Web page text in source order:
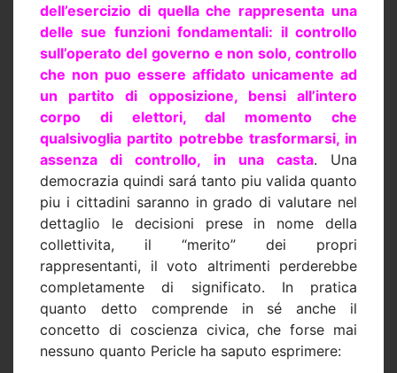
dell’esercizio di quella che rappresenta una
delle sue funzioni fondamentali: il controllo
sull’operato del governo e non solo, controllo
che non puo essere affidato unicamente ad
un partito di opposizione, bensi all’intero
corpo di elettori, dal momento che
qualsivoglia partito potrebbe trasformarsi, in
assenza di controllo, in una casta. Una
democrazia quindi sará tanto piu valida quanto
piu i cittadini saranno in grado di valutare nel
dettaglio le decisioni prese in nome della
collettivita, il “merito” dei propri
rappresentanti, il voto altrimenti perderebbe
completamente di significato. In pratica
quanto detto comprende in sé anche il
concetto di coscienza civica, che forse mai
nessuno quanto Pericle ha saputo esprimere: